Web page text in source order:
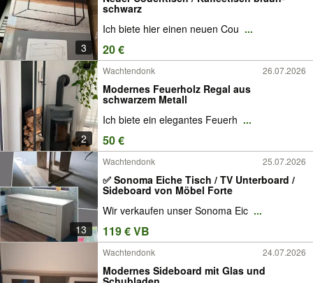
3
schwarz
Ich biete hier einen neuen Cou ...
20 €
2
Wachtendonk 26.07.2026
Modernes Feuerholz Regal aus
schwarzem Metall
Ich biete ein elegantes Feuerh ...
50 €
13
Wachtendonk 25.07.2026
✅ Sonoma Eiche Tisch / TV Unterboard /
Sideboard von Möbel Forte
Wir verkaufen unser Sonoma Eic ...
119 € VB
Wachtendonk 24.07.2026
Modernes Sideboard mit Glas und